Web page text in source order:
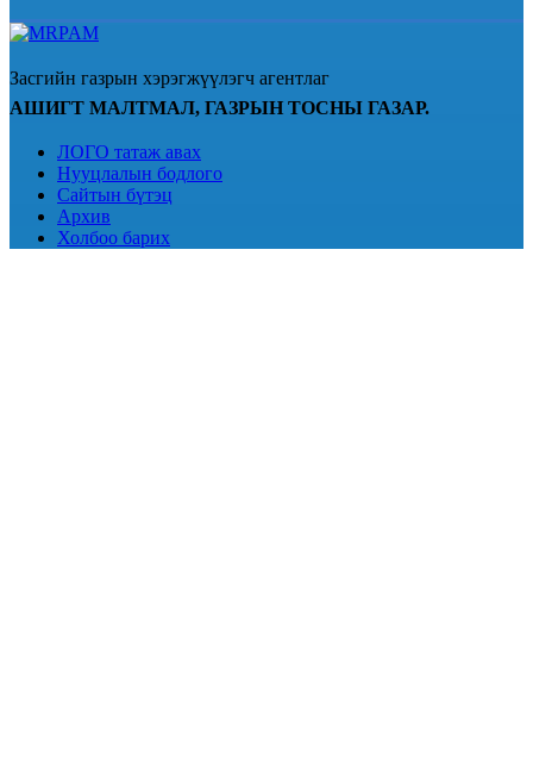
Засгийн газрын хэрэгжүүлэгч агентлаг
АШИГТ МАЛТМАЛ, ГАЗРЫН ТОСНЫ ГАЗАР.
ЛОГО татаж авах
Нууцлалын бодлого
Сайтын бүтэц
Архив
Холбоо барих